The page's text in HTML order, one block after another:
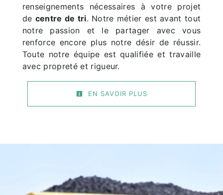
renseignements nécessaires à votre projet
de centre de tri. Notre métier est avant tout
notre passion et le partager avec vous
renforce encore plus notre désir de réussir.
Toute notre équipe est qualifiée et travaille
avec propreté et rigueur.
EN SAVOIR PLUS